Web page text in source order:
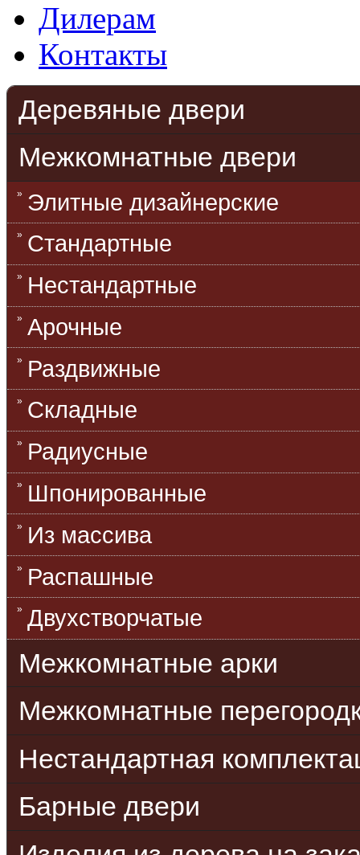
Дилерам
Контакты
Деревяные двери
Межкомнатные двери
Элитные дизайнерские
Стандартные
Нестандартные
Арочные
Раздвижные
Складные
Радиусные
Шпонированные
Из массива
Распашные
Двухстворчатые
Межкомнатные арки
Межкомнатные
Нестандартная
Барные двери